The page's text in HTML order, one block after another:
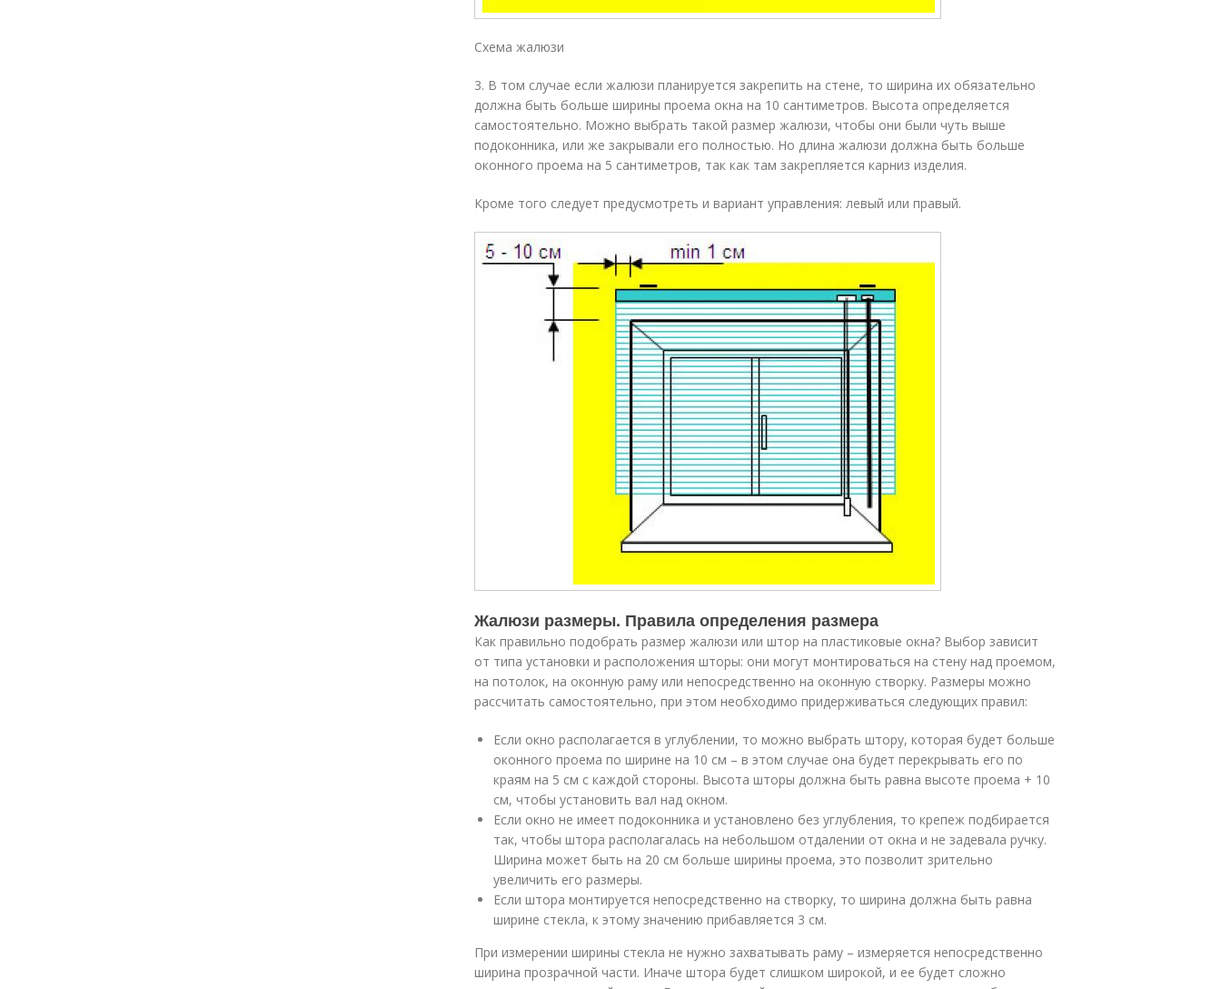
Схема жалюзи
3. В том случае если жалюзи планируется закрепить на стене, то ширина их обязательно
должна быть больше ширины проема окна на 10 сантиметров. Высота определяется
самостоятельно. Можно выбрать такой размер жалюзи, чтобы они были чуть выше
подоконника, или же закрывали его полностью. Но длина жалюзи должна быть больше
оконного проема на 5 сантиметров, так как там закрепляется карниз изделия.
Кроме того следует предусмотреть и вариант управления: левый или правый.
Жалюзи размеры. Правила определения размера
Как правильно подобрать размер жалюзи или штор на пластиковые окна? Выбор зависит
от типа установки и расположения шторы: они могут монтироваться на стену над проемом,
на потолок, на оконную раму или непосредственно на оконную створку. Размеры можно
рассчитать самостоятельно, при этом необходимо придерживаться следующих правил:
Если окно располагается в углублении, то можно выбрать штору, которая будет больше
оконного проема по ширине на 10 см – в этом случае она будет перекрывать его по
краям на 5 см с каждой стороны. Высота шторы должна быть равна высоте проема + 10
см, чтобы установить вал над окном.
Если окно не имеет подоконника и установлено без углубления, то крепеж подбирается
так, чтобы штора располагалась на небольшом отдалении от окна и не задевала ручку.
Ширина может быть на 20 см больше ширины проема, это позволит зрительно
увеличить его размеры.
Если штора монтируется непосредственно на створку, то ширина должна быть равна
ширине стекла, к этому значению прибавляется 3 см.
При измерении ширины стекла не нужно захватывать раму – измеряется непосредственно
ширина прозрачной части. Иначе штора будет слишком широкой, и ее будет сложно